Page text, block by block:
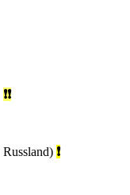
❗❗
Russland) ❗